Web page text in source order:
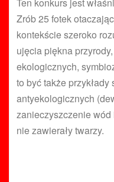
Ten konkurs jest
Zrób 25 fotek
kontekście szeroko
ujęcia piękna
ekologicznych,
to być także przykłady
antyekologicznych
zanieczyszczenie
nie zawierały twarzy.